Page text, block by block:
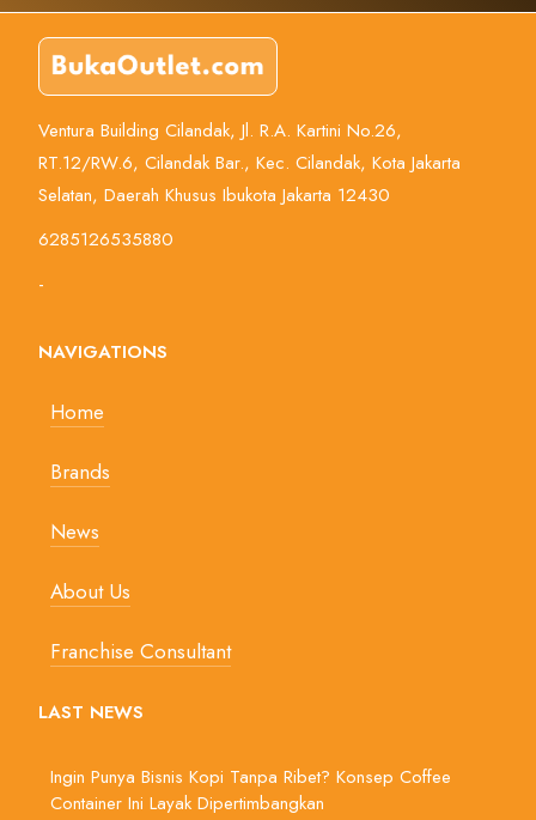
Ventura Building Cilandak, Jl. R.A. Kartini No.26,
RT.12/RW.6, Cilandak Bar., Kec. Cilandak, Kota Jakarta
Selatan, Daerah Khusus Ibukota Jakarta 12430
6285126535880
-
NAVIGATIONS
Home
Brands
News
About Us
Franchise Consultant
LAST NEWS
Ingin Punya Bisnis Kopi Tanpa Ribet? Konsep Coffee
Container Ini Layak Dipertimbangkan